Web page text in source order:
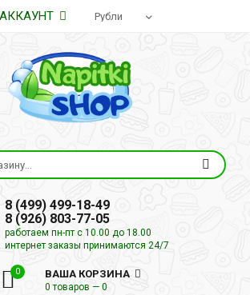
8 (499) 499-18-49
8 (926) 803-77-05
работаем пн-пт с 10.00 до 18.00
интернет заказы принимаются 24/7
0 ВАША КОРЗИНА
0 товаров — 0